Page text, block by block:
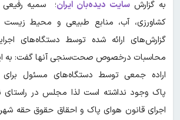
به گزارشسایت دیده‌بان ایران؛ سمیه
کشاورزی، آب، منابع طبیعی و محیط زیست
گزارش‌های ارائه شده توسط دستگاه‌های
محاسبات درخصوص صحت‌سنجی آنها گفت: به
اراده جمعی توسط دستگاه‌های مسئول برای
پاک وجود نداشته است لذا مجلس در
اجرای قانون هوای پاک و احقاق حقوق حقه